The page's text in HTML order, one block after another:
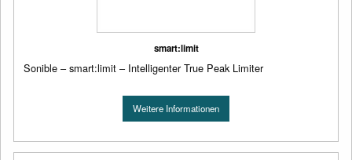
smart:limit
Sonible – smart:limit – Intelligenter True Peak Limiter
Weitere Informationen